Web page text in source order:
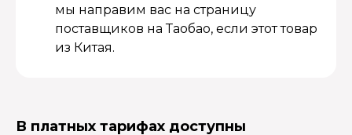
мы направим вас на страницу
поставщиков на Таобао, если этот товар
из Китая.
В платных тарифах доступны